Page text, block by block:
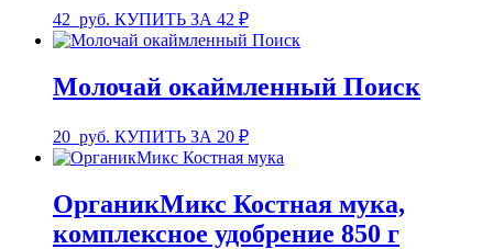
42 руб. КУПИТЬ ЗА 42 ₽
Молочай окаймленный Поиск
20 руб. КУПИТЬ ЗА 20 ₽
ОрганикМикс Костная мука,
комплексное удобрение 850 г